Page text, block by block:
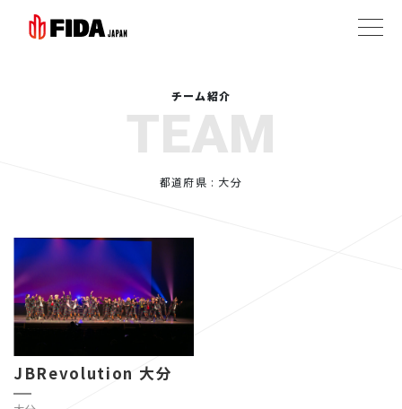
チーム紹介
TEAM
都道府県 : 大分
JBRevolution 大分